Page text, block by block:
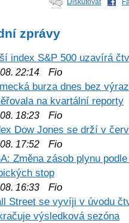
zprávy
index S&P 500 uzavírá
22:14 Fio
burza dnes bez
na kvartální reporty
18:23 Fio
Dow Jones se drží v
17:52 Fio
Změna zásob plynu
stop
16:33 Fio
Street se vyvíji v úvodu
výsledková sezóna